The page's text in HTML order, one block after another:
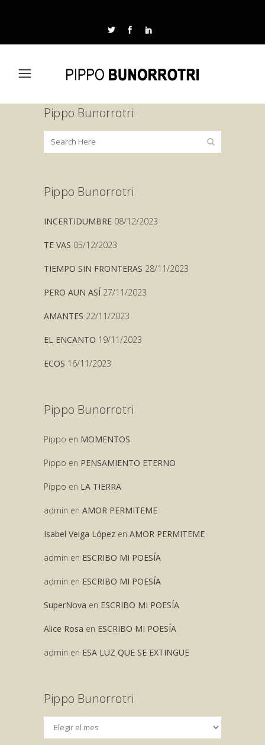
Pippo Bunorrotri
Pippo Bunorrotri
INCERTIDUMBRE 08/12/2023
TE VAS 05/12/2023
TIEMPO SIN FRONTERAS 28/11/2023
PERO AUN ASÍ 27/11/2023
AMANTES 22/11/2023
EL ENCANTO 19/11/2023
ECOS 16/11/2023
Pippo Bunorrotri
Pippo en MOMENTOS
Pippo en PENSAMIENTO ETERNO
Pippo en LA TIERRA
admin en AMOR PERMITEME
Isabel Veiga López en AMOR PERMITEME
admin en ESCRIBO MI POESÍA
admin en ESCRIBO MI POESÍA
SuperNova en ESCRIBO MI POESÍA
Alice Rosa en ESCRIBO MI POESÍA
admin en ESA LUZ QUE SE EXTINGUE
Pippo Bunorrotri